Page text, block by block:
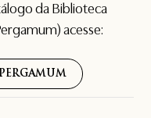
da Biblioteca
acesse: